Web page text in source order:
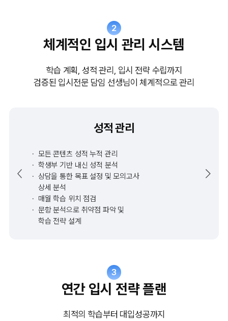
2
체계적인 입시 관리 시스템
학습 계획, 성적 관리, 입시 전략 수립까지
검증된 입시전문 담임 선생님이 체계적으로 관리
성적 관리
모든 콘텐츠 성적 누적 관리
학생부 기반 내신 성적 분석
상담을 통한 목표 설정 및 모의고사
상세 분석
매월 학습 위치 점검
문항 분석으로 취약점 파악 및
학습 전략 설계
3
연간 입시 전략 플랜
최적의 학습부터 대입성공까지